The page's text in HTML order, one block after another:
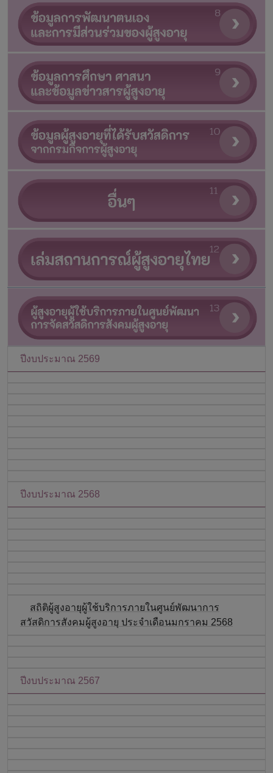
ปีงบประมาณ 2569
ปีงบประมาณ 2568
สถิติผู้สูงอายุผู้ใช้บริการภายในศูนย์พัฒนาการ
สวัสดิการสังคมผู้สูงอายุ ประจำเดือนมกราคม 2568
ปีงบประมาณ 2567